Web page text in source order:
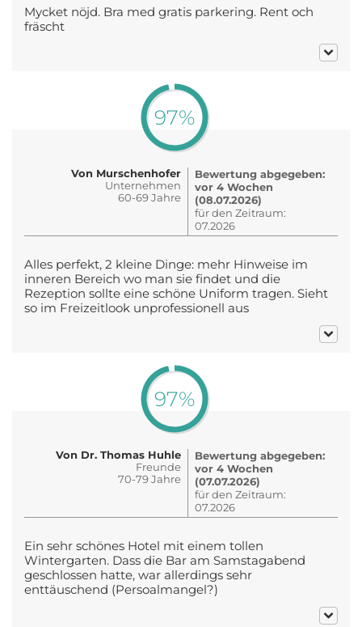
Mycket nöjd. Bra med gratis parkering. Rent och
fräscht
97%
Von Murschenhofer
Unternehmen
60-69 Jahre
Bewertung abgegeben:
vor 4 Wochen
(08.07.2026)
für den Zeitraum:
07.2026
Alles perfekt, 2 kleine Dinge: mehr Hinweise im
inneren Bereich wo man sie findet und die
Rezeption sollte eine schöne Uniform tragen. Sieht
so im Freizeitlook unprofessionell aus
97%
Von Dr. Thomas Huhle
Freunde
70-79 Jahre
Bewertung abgegeben:
vor 4 Wochen
(07.07.2026)
für den Zeitraum:
07.2026
Ein sehr schönes Hotel mit einem tollen
Wintergarten. Dass die Bar am Samstagabend
geschlossen hatte, war allerdings sehr
enttäuschend (Persoalmangel?)